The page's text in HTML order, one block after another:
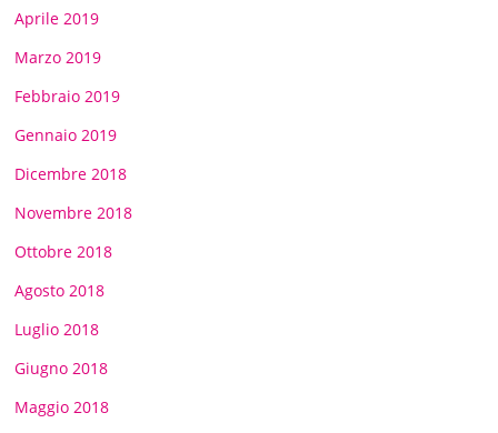
Aprile 2019
Marzo 2019
Febbraio 2019
Gennaio 2019
Dicembre 2018
Novembre 2018
Ottobre 2018
Agosto 2018
Luglio 2018
Giugno 2018
Maggio 2018